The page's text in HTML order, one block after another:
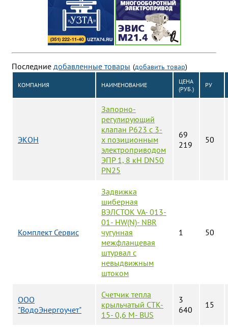
Последние добавленные товары (добавить товар)
КОМПАНИЯ НАИМЕНОВАНИЕ
ЦЕНА
(РУБ.)
РУ
ЭКОН
Запорно-
регулирующий
клапан Р623 с 3-
х позиционным
электроприводом
ЭПР 1, 8 кН DN50
PN25
69
219
50
Комплект Сервис
Задвижка
шиберная
ВЭЛСТОК VA- 013-
01- HW(N)- NBR
чугунная
межфланцевая
штурвал с
невыдвижным
штоком
1 50
ООО
"ВодоЭнергоучет"
Счетчик тепла
крыльчатый СТК-
15- 0,6 M- BUS
3
640
15